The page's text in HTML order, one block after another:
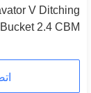
V Ditching
Bucket 2.4 CBM أكبر مع 6 أسنان